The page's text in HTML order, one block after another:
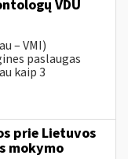
VDU
– VMI)
paslaugas
kaip 3
prie Lietuvos
mokymo